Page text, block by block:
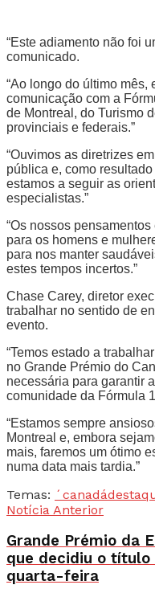
“Este adiamento não foi
comunicado.
“Ao longo do último mês,
comunicação com a
de Montreal, do Turismo
provinciais e federais.”
“Ouvimos as diretrizes
pública e, como
estamos a seguir as
especialistas.”
“Os nossos
para os homens e
para nos manter
estes tempos incertos.”
Chase Carey, diretor
trabalhar no sentido de
evento.
“Temos estado a
no Grande Prémio do
necessária para garantir
comunidade da Fórmula
“Estamos sempre
Montreal e, embora
mais, faremos um ótimo
numa data mais tardia.”
Temas: ´canadá
Notícia Anterior
Grande Prémio da
que decidiu o
quarta-feira